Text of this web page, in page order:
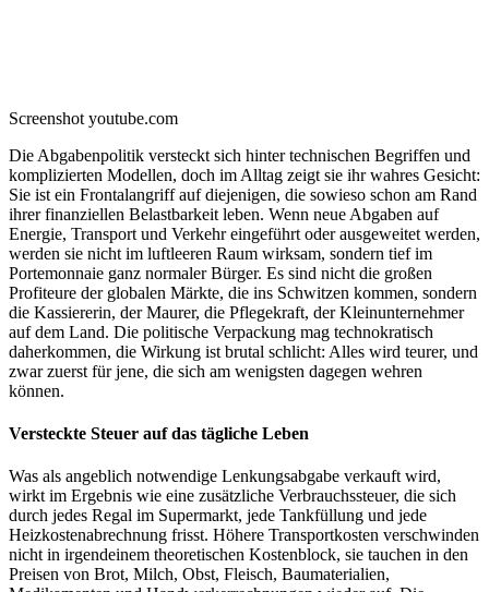
Screenshot youtube.com
Die Abgabenpolitik versteckt sich hinter technischen Begriffen und
komplizierten Modellen, doch im Alltag zeigt sie ihr wahres Gesicht:
Sie ist ein Frontalangriff auf diejenigen, die sowieso schon am Rand
ihrer finanziellen Belastbarkeit leben. Wenn neue Abgaben auf
Energie, Transport und Verkehr eingeführt oder ausgeweitet werden,
werden sie nicht im luftleeren Raum wirksam, sondern tief im
Portemonnaie ganz normaler Bürger. Es sind nicht die großen
Profiteure der globalen Märkte, die ins Schwitzen kommen, sondern
die Kassiererin, der Maurer, die Pflegekraft, der Kleinunternehmer
auf dem Land. Die politische Verpackung mag technokratisch
daherkommen, die Wirkung ist brutal schlicht: Alles wird teurer, und
zwar zuerst für jene, die sich am wenigsten dagegen wehren
können.
Versteckte Steuer auf das tägliche Leben
Was als angeblich notwendige Lenkungsabgabe verkauft wird,
wirkt im Ergebnis wie eine zusätzliche Verbrauchssteuer, die sich
durch jedes Regal im Supermarkt, jede Tankfüllung und jede
Heizkostenabrechnung frisst. Höhere Transportkosten verschwinden
nicht in irgendeinem theoretischen Kostenblock, sie tauchen in den
Preisen von Brot, Milch, Obst, Fleisch, Baumaterialien,